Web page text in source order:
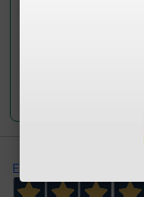
Excellent